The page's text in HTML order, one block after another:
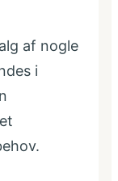
af nogle
i